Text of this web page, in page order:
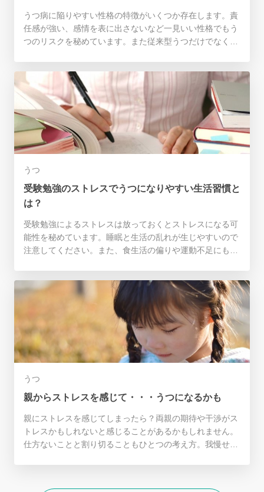
うつ病に陥りやすい性格の特徴がいくつか存在します。責
任感が強い、感情を表に出さないなど一見いい性格でもう
つのリスクを秘めています。また従来型うつだけでなく、
うつ
受験勉強のストレスでうつになりやすい生活習慣と
は？
受験勉強によるストレスは放っておくとストレスになる可
能性を秘めています。睡眠と生活の乱れが生じやすいので
注意してください。また、食生活の偏りや運動不足にもな
うつ
親からストレスを感じて・・・うつになるかも
親にストレスを感じてしまったら？両親の期待や干渉がス
トレスかもしれないと感じることがあるかもしれません。
仕方ないことと割り切ることもひとつの考え方。我慢せず